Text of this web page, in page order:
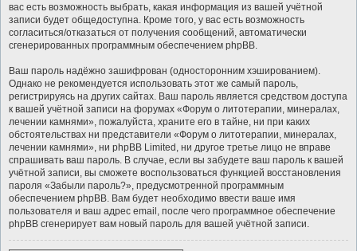
вас есть возможность выбрать, какая информация из вашей учётной
записи будет общедоступна. Кроме того, у вас есть возможность
согласиться/отказаться от получения сообщений, автоматически
сгенерированных программным обеспечением phpBB.
Ваш пароль надёжно зашифрован (односторонним хэшированием).
Однако не рекомендуется использовать этот же самый пароль,
регистрируясь на других сайтах. Ваш пароль является средством доступа
к вашей учётной записи на форумах «Форум о литотерапии, минералах,
лечении камнями», пожалуйста, храните его в тайне, ни при каких
обстоятельствах ни представители «Форум о литотерапии, минералах,
лечении камнями», ни phpBB Limited, ни другое третье лицо не вправе
спрашивать ваш пароль. В случае, если вы забудете ваш пароль к вашей
учётной записи, вы сможете воспользоваться функцией восстановления
пароля «Забыли пароль?», предусмотренной программным
обеспечением phpBB. Вам будет необходимо ввести ваше имя
пользователя и ваш адрес email, после чего программное обеспечение
phpBB сгенерирует вам новый пароль для вашей учётной записи.